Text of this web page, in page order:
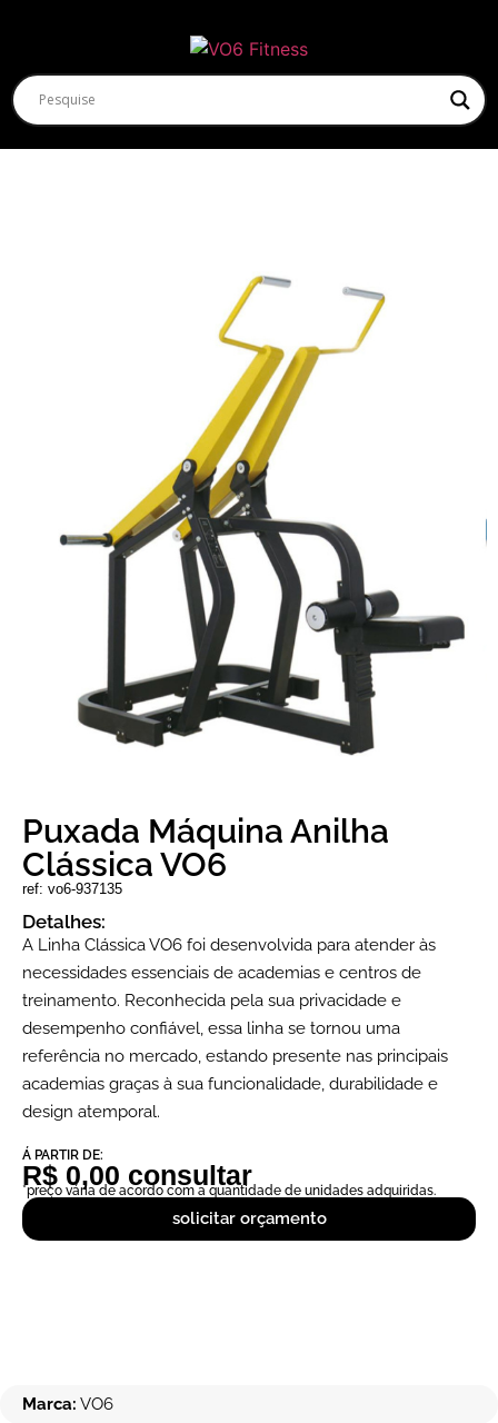
Puxada Máquina Anilha
Clássica VO6
ref: vo6-937135
Detalhes:
A Linha Clássica VO6 foi desenvolvida para atender às
necessidades essenciais de academias e centros de
treinamento. Reconhecida pela sua privacidade e
desempenho confiável, essa linha se tornou uma
referência no mercado, estando presente nas principais
academias graças à sua funcionalidade, durabilidade e
design atemporal.
Á PARTIR DE:
R$ 0,00 consultar
*preço vária de acordo com a quantidade de unidades adquiridas.
solicitar orçamento
Marca: VO6